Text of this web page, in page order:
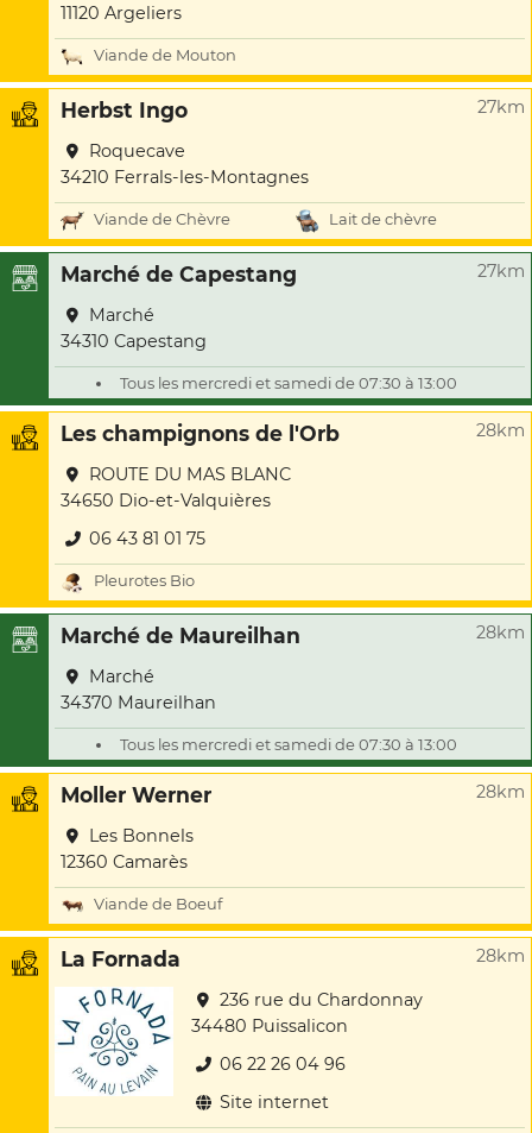
11120 Argeliers
Viande de Mouton
Herbst Ingo 27km
Roquecave
34210 Ferrals-les-Montagnes
Viande de Chèvre Lait de chèvre
Marché de Capestang 27km
Marché
34310 Capestang
Tous les mercredi et samedi de 07:30 à 13:00
Les champignons de l'Orb 28km
ROUTE DU MAS BLANC
34650 Dio-et-Valquières
06 43 81 01 75
Pleurotes Bio
Marché de Maureilhan 28km
Marché
34370 Maureilhan
Tous les mercredi et samedi de 07:30 à 13:00
Moller Werner 28km
Les Bonnels
12360 Camarès
Viande de Boeuf
La Fornada 28km
236 rue du Chardonnay
34480 Puissalicon
06 22 26 04 96
Site internet